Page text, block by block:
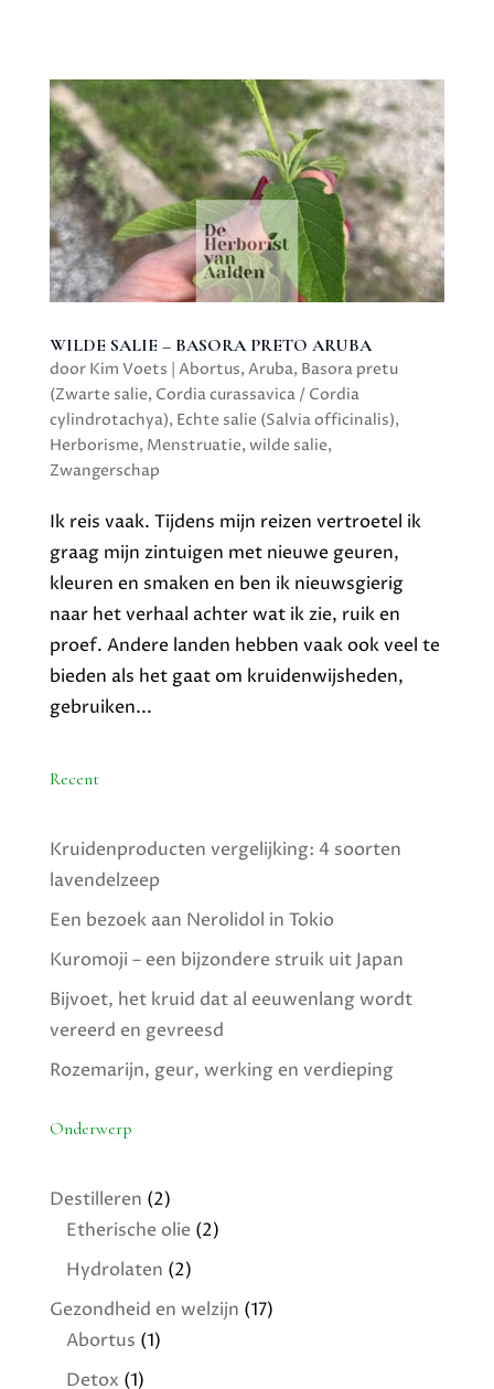
WILDE SALIE – BASORA PRETO ARUBA
door Kim Voets | Abortus, Aruba, Basora pretu
(Zwarte salie, Cordia curassavica / Cordia
cylindrotachya), Echte salie (Salvia officinalis),
Herborisme, Menstruatie, wilde salie,
Zwangerschap
Ik reis vaak. Tijdens mijn reizen vertroetel ik
graag mijn zintuigen met nieuwe geuren,
kleuren en smaken en ben ik nieuwsgierig
naar het verhaal achter wat ik zie, ruik en
proef. Andere landen hebben vaak ook veel te
bieden als het gaat om kruidenwijsheden,
gebruiken...
Recent
Kruidenproducten vergelijking: 4 soorten
lavendelzeep
Een bezoek aan Nerolidol in Tokio
Kuromoji – een bijzondere struik uit Japan
Bijvoet, het kruid dat al eeuwenlang wordt
vereerd en gevreesd
Rozemarijn, geur, werking en verdieping
Onderwerp
Destilleren (2)
Etherische olie (2)
Hydrolaten (2)
Gezondheid en welzijn (17)
Abortus (1)
Detox (1)